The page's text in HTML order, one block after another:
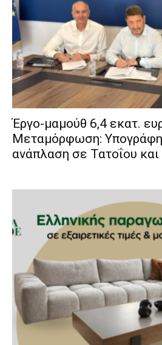
Έργο-μαμούθ 6,4 εκατ.
Μεταμόρφωση:
ανάπλαση σε Τατοΐου